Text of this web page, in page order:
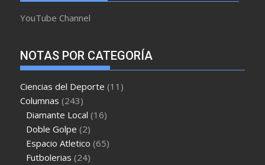
YouTube Channel
NOTAS POR CATEGORÍA
Ciencias del Deporte (11)
Columnas (243)
Diamante Local (16)
Doble Golpe (2)
Espacio Atletico (65)
Futbolerias (24)